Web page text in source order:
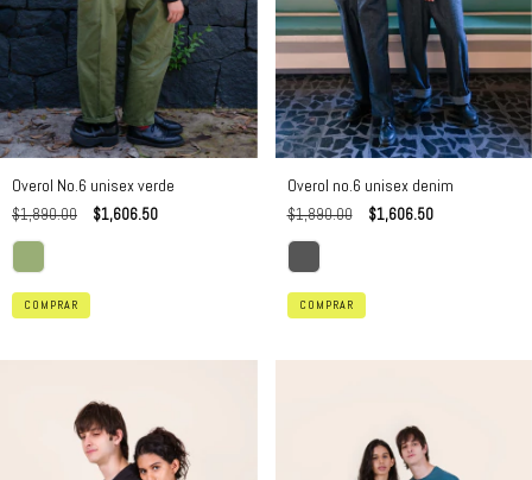
Overol No.6 unisex verde
$1,890.00 $1,606.50
COMPRAR
Overol no.6 unisex denim
$1,890.00 $1,606.50
COMPRAR